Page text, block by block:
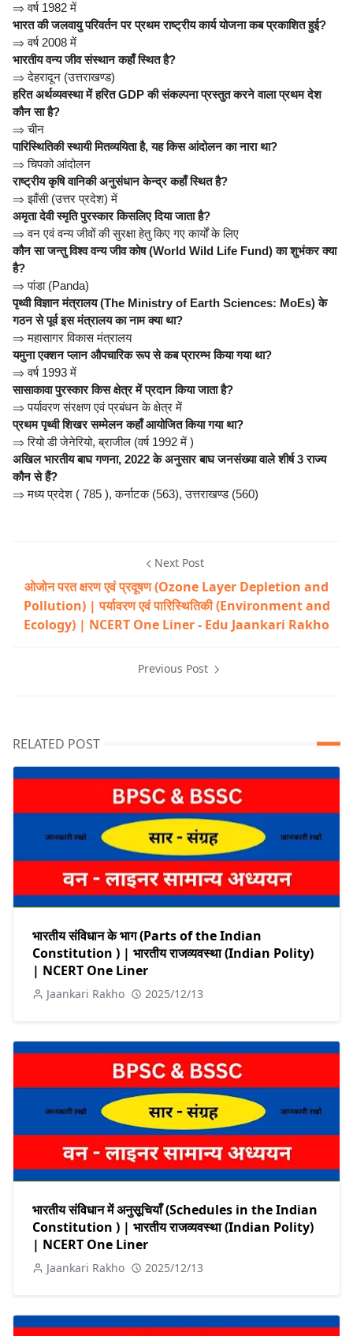
⇒ वर्ष 1982 में
भारत की जलवायु परिवर्तन पर प्रथम राष्ट्रीय कार्य योजना कब प्रकाशित हुई?
⇒ वर्ष 2008 में
भारतीय वन्य जीव संस्थान कहाँ स्थित है?
⇒देहरादून (उत्तराखण्ड)
हरित अर्थव्यवस्था में हरित GDP की संकल्पना प्रस्तुत करने वाला प्रथम देश
कौन सा है?
⇒ चीन
पारिस्थितिकी स्थायी मितव्ययिता है, यह किस आंदोलन का नारा था?
⇒चिपको आंदोलन
राष्ट्रीय कृषि वानिकी अनुसंधान केन्द्र कहाँ स्थित है?
⇒झाँसी (उत्तर प्रदेश) में
अमृता देवी स्मृति पुरस्कार किसलिए दिया जाता है?
⇒ वन एवं वन्य जीवों की सुरक्षा हेतु किए गए कार्यों के लिए
कौन सा जन्तु विश्व वन्य जीव कोष (World Wild Life Fund) का शुभंकर क्या
है?
⇒ पांडा (Panda)
पृथ्वी विज्ञान मंत्रालय (The Ministry of Earth Sciences: MoEs) के
गठन से पूर्व इस मंत्रालय का नाम क्या था?
⇒महासागर विकास मंत्रालय
यमुना एक्शन प्लान औपचारिक रूप से कब प्रारम्भ किया गया था?
⇒ वर्ष 1993 में
सासाकावा पुरस्कार किस क्षेत्र में प्रदान किया जाता है?
⇒ पर्यावरण संरक्षण एवं प्रबंधन के क्षेत्र में
प्रथम पृथ्वी शिखर सम्मेलन कहाँ आयोजित किया गया था?
⇒ रियो डी जेनेरियो, ब्राजील (वर्ष 1992 में )
अखिल भारतीय बाघ गणना, 2022 के अनुसार बाघ जनसंख्या वाले शीर्ष 3 राज्य
कौन से हैं?
⇒मध्य प्रदेश ( 785 ), कर्नाटक (563), उत्तराखण्ड (560)
Next Post
ओजोन परत क्षरण एवं प्रदूषण (Ozone Layer Depletion and
Pollution) | पर्यावरण एवं पारिस्थितिकी (Environment and
Ecology) | NCERT One Liner - Edu Jaankari Rakho
Previous Post
RELATED POST
भारतीय संविधान के भाग (Parts of the Indian
Constitution ) | भारतीय राजव्यवस्था (Indian Polity)
| NCERT One Liner
Jaankari Rakho 2025/12/13
भारतीय संविधान में अनुसूचियाँ (Schedules in the Indian
Constitution ) | भारतीय राजव्यवस्था (Indian Polity)
| NCERT One Liner
Jaankari Rakho 2025/12/13